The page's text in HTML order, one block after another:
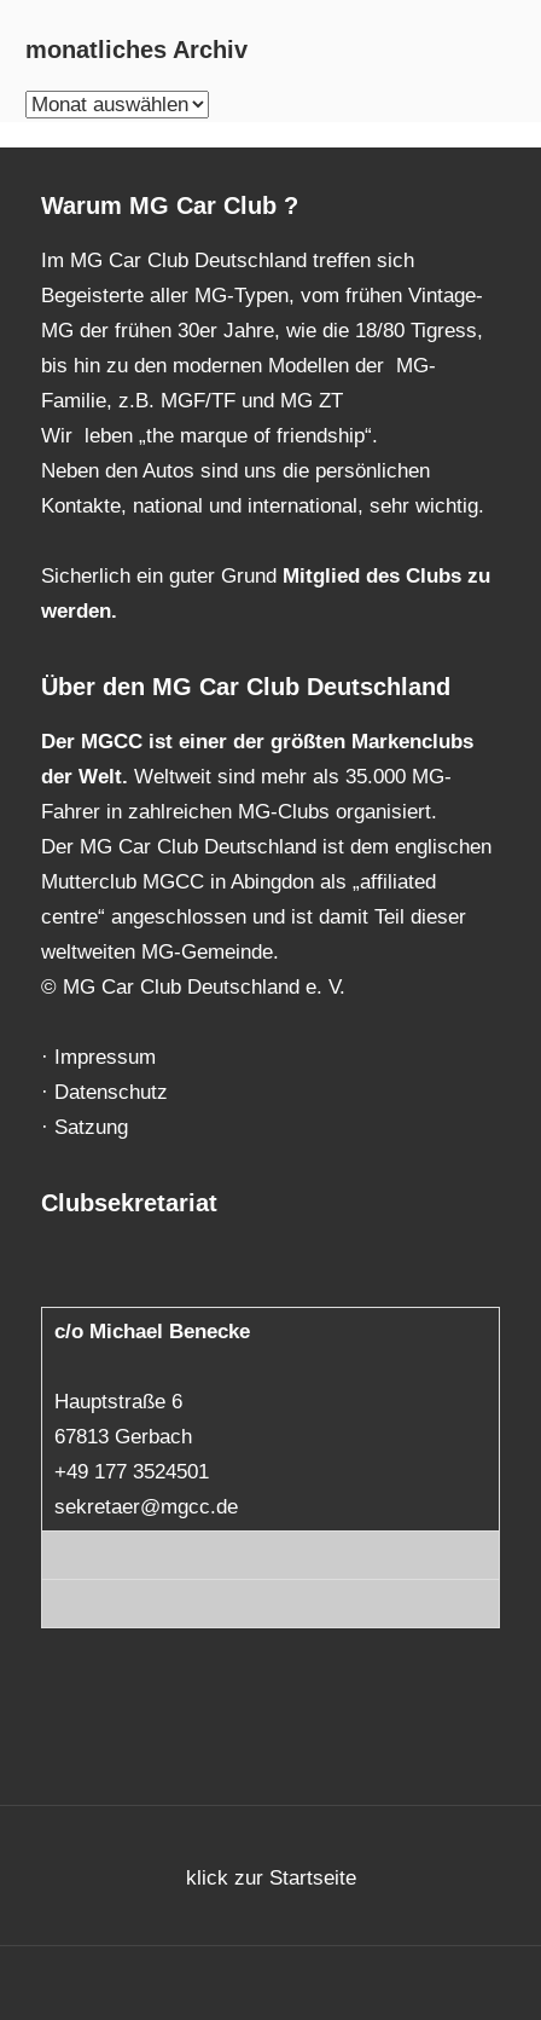
monatliches Archiv
monatliches
Warum MG Car Club ?
Im MG Car Club Deutschland treffen sich
Begeisterte aller MG-Typen, vom frühen Vintage-
MG der frühen 30er Jahre, wie die 18/80 Tigress,
bis hin zu den modernen Modellen der MG-
Familie, z.B. MGF/TF und MG ZT
Wir leben „the marque of friendship“.
Neben den Autos sind uns die persönlichen
Kontakte, national und international, sehr wichtig.
Sicherlich ein guter Grund Mitglied des Clubs zu
werden.
Über den MG Car Club Deutschland
Der MGCC ist einer der größten Markenclubs
der Welt. Weltweit sind mehr als 35.000 MG-
Fahrer in zahlreichen MG-Clubs organisiert.
Der MG Car Club Deutschland ist dem englischen
Mutterclub MGCC in Abingdon als „affiliated
centre“ angeschlossen und ist damit Teil dieser
weltweiten MG-Gemeinde.
© MG Car Club Deutschland e. V.
· Impressum
· Datenschutz
· Satzung
Clubsekretariat
c/o Michael Benecke
Hauptstraße 6
67813 Gerbach
+49 177 3524501
sekretaer@mgcc.de
klick zur Startseite